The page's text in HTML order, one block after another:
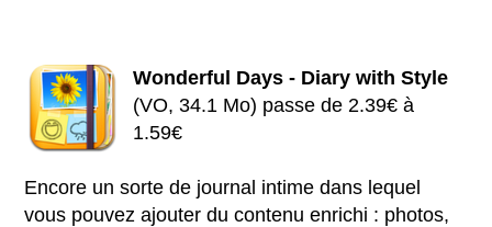
Wonderful Days - Diary with Style
(VO, 34.1 Mo) passe de 2.39€ à
1.59€
Encore un sorte de journal intime dans lequel
vous pouvez ajouter du contenu enrichi : photos,